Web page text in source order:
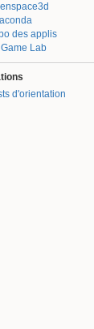
des applis
Game Lab
d'orientation